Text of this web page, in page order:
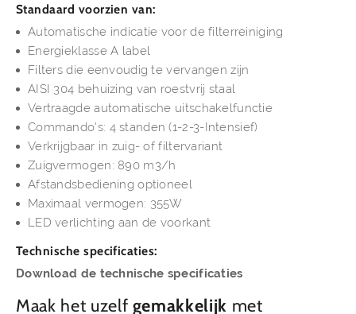
Standaard voorzien van:
Automatische indicatie voor de filterreiniging
Energieklasse A label
Filters die eenvoudig te vervangen zijn
AISI 304 behuizing van roestvrij staal
Vertraagde automatische uitschakelfunctie
Commando's: 4 standen (1-2-3-Intensief)
Verkrijgbaar in zuig- of filtervariant
Zuigvermogen: 890 m3/h
Afstandsbediening optioneel
Maximaal vermogen: 355W
LED verlichting aan de voorkant
Technische specificaties:
Download de technische specificaties
Maak het uzelf gemakkelijk met